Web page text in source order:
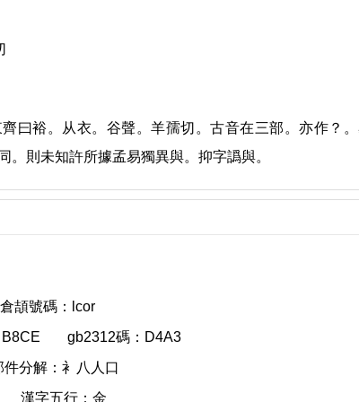
曰裕。从衣。谷聲。羊孺切。古音在三部。亦作？
則未知許所據孟易獨異與。抑字譌與。
倉頡號碼：lcor
gb2312碼：D4A3
件分解：衤八人口
漢字五行：金